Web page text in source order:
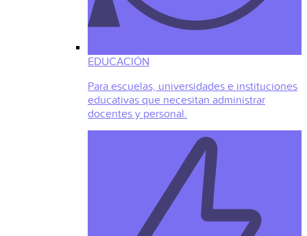
EDUCACIÓN
Para escuelas, universidades e instituciones
educativas que necesitan administrar
docentes y personal.